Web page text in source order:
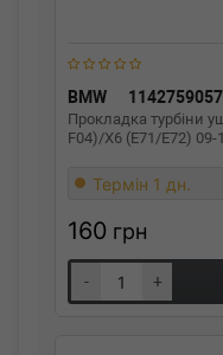
BMW
Прокладка турбіни
F04)/X6 (E71/E72)
Термін 1 дн.
160 грн
- +